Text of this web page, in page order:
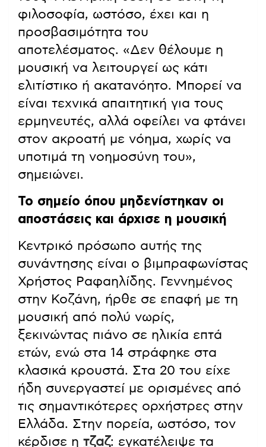
φιλοσοφία, ωστόσο, έχει και η
προσβασιμότητα του
αποτελέσματος. «Δεν θέλουμε η
μουσική να λειτουργεί ως κάτι
ελιτίστικο ή ακατανόητο. Μπορεί να
είναι τεχνικά απαιτητική για τους
ερμηνευτές, αλλά οφείλει να φτάνει
στον ακροατή με νόημα, χωρίς να
υποτιμά τη νοημοσύνη του»,
σημειώνει.
Το σημείο όπου μηδενίστηκαν οι
αποστάσεις και άρχισε η μουσική
Κεντρικό πρόσωπο αυτής της
συνάντησης είναι ο βιμπραφωνίστας
Χρήστος Ραφαηλίδης. Γεννημένος
στην Κοζάνη, ήρθε σε επαφή με τη
μουσική από πολύ νωρίς,
ξεκινώντας πιάνο σε ηλικία επτά
ετών, ενώ στα 14 στράφηκε στα
κλασικά κρουστά. Στα 20 του είχε
ήδη συνεργαστεί με ορισμένες από
τις σημαντικότερες ορχήστρες στην
Ελλάδα. Στην πορεία, ωστόσο, τον
κέρδισε η τζαζ: εγκατέλειψε τα